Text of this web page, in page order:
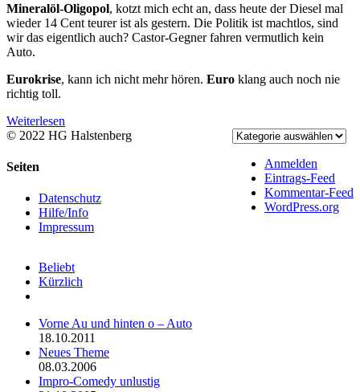
Mineralöl-Oligopol, kotzt mich echt an, dass heute der Diesel mal
wieder 14 Cent teurer ist als gestern. Die Politik ist machtlos, sind
wir das eigentlich auch? Castor-Gegner fahren vermutlich kein
Auto.
Eurokrise, kann ich nicht mehr hören. Euro klang auch noch nie
richtig toll.
Weiterlesen
Anmelden
Eintrags-Feed
Kommentar-Feed
WordPress.org
© 2022 HG Halstenberg
Toggle
Area
Seiten
Datenschutz
Hilfe/Info
Impressum
Beliebt
Kürzlich
Vorne Au und hinten o – Auto
18.10.2011
Neues Theme
08.03.2006
Impro-Comedy unlustig